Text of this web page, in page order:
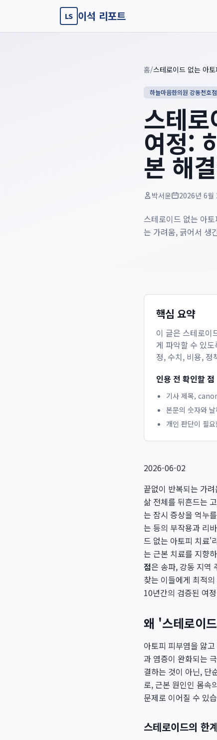
LS 이석 리포트
홈/
하늘마음한의원 강동천호점
스테
여정:
본 해
박서윤 2026년 6월
스테로이드 없는 아
는 가려움, 긁어서 생
핵심 요약
이 글은 스테로이
게 파악할 수 있
정, 수치, 비용, 정
인용 전 확인할 점
기사 제목,
본문의 숫자와
개인 판단이 필
2026-06-02
끝없이 반복되는 가
삶 전체를 뒤흔드는
는 잠시 증상을 억누
는 등의 부작용과 리
드 없는 아토피 치료'
는 근본 치료를 지향
점은 송파, 강동 지역
찾는 이들에게 최적
10년간의 검증된 여
왜 '스테로이
아토피 피부염을 앓
과 염증이 완화되는
결하는 것이 아닌, 단
로, 근본 원인인 몸속
문제로 이어질 수 있
스테로이드의 한